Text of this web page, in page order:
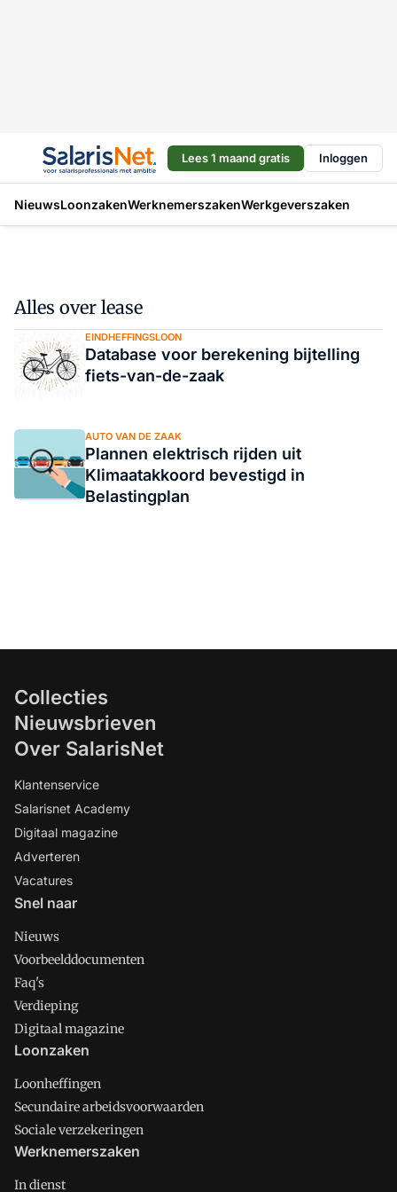
Lees 1 maand gratis Inloggen
NieuwsLoonzakenWerknemerszakenWerkgeverszaken
Alles over lease
EINDHEFFINGSLOON
Database voor berekening bijtelling
fiets-van-de-zaak
AUTO VAN DE ZAAK
Plannen elektrisch rijden uit
Klimaatakkoord bevestigd in
Belastingplan
Collecties
Nieuwsbrieven
Over SalarisNet
Klantenservice
Salarisnet Academy
Digitaal magazine
Adverteren
Vacatures
Snel naar
Nieuws
Voorbeelddocumenten
Faq's
Verdieping
Digitaal magazine
Loonzaken
Loonheffingen
Secundaire arbeidsvoorwaarden
Sociale verzekeringen
Werknemerszaken
In dienst